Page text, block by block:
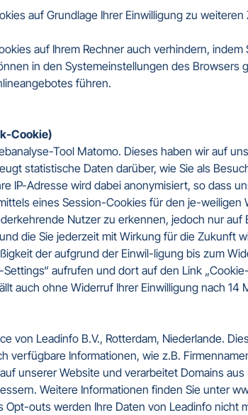
auf Grundlage Ihrer Einwilligung zu
auf Ihrem Rechner auch verhindern,
in den Systemeinstellungen des
führen.
Cookie)
Tool Matomo. Dieses haben wir auf
statistische Daten darüber, wie Sie als
IP-Adresse wird dabei anonymisiert, so dass
eines Session-Cookies für den je-
Nutzer zu erkennen, jedoch nur
die Sie jederzeit mit Wirkung für die
der aufgrund der Einwil-ligung bis zum
aufrufen und dort auf den Link
auch ohne Widerruf Ihrer Einwilligung nach 14
von Leadinfo B.V., Rotterdam, Niederlande.
verfügbare Informationen, wie z.B.
unserer Website und verarbeitet Domains
Weitere Informationen finden Sie unter
Opt-outs werden Ihre Daten von Leadinfo nicht